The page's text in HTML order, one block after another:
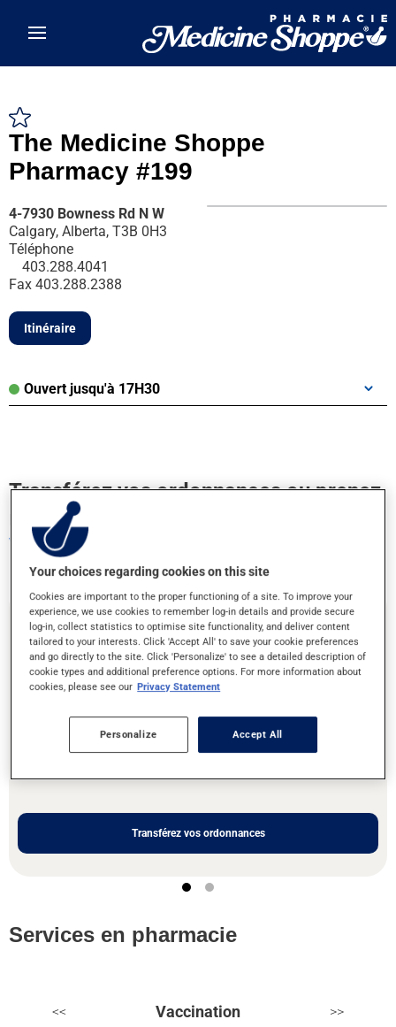
The Medicine Shoppe
Pharmacy #199
4-7930 Bowness Rd N W
Calgary, Alberta, T3B 0H3
Téléphone
403.288.4041
Fax 403.288.2388
Itinéraire
Ouvert jusqu'à 17H30
Transférez vos ordonnances ou prenez
rendez-vous!
Votre santé entre bonnes mains
Transfert d'ordonnances
facile de transférer vos ordonnances à cette pharmacie!
Transférez vos ordonnances
Services en pharmacie
<< Vaccination >>
Your choices regarding cookies on this site
Cookies are important to the proper functioning of a site. To improve your
experience, we use cookies to remember log-in details and provide secure
log-in, collect statistics to optimise site functionality, and deliver content
tailored to your interests. Click 'Accept All' to save your cookie preferences
and go directly to the site. Click 'Personalize' to see a detailed description of
cookie types and additional preference options. For more information about
cookies, please see our Privacy Statement
Personalize Accept All